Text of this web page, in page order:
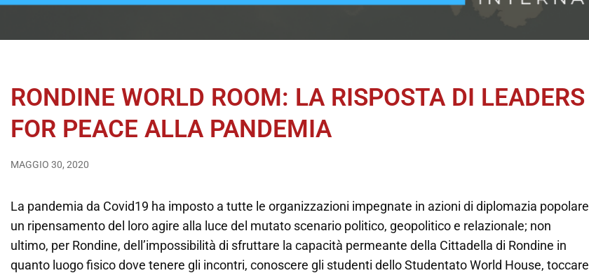
RONDINE WORLD ROOM: LA RISPOSTA DI LEADERS
FOR PEACE ALLA PANDEMIA
MAGGIO 30, 2020
La pandemia da Covid19 ha imposto a tutte le organizzazioni impegnate in azioni di diplomazia popolare
un ripensamento del loro agire alla luce del mutato scenario politico, geopolitico e relazionale; non
ultimo, per Rondine, dell’impossibilità di sfruttare la capacità permeante della Cittadella di Rondine in
quanto luogo fisico dove tenere gli incontri, conoscere gli studenti dello Studentato World House, toccare